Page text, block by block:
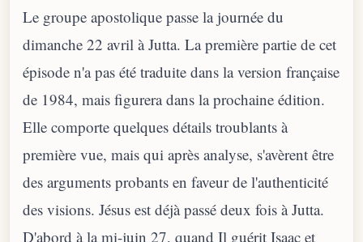
Le groupe apostolique passe la journée du
dimanche 22 avril à Jutta. La première partie de cet
épisode n'a pas été traduite dans la version française
de 1984, mais figurera dans la prochaine édition.
Elle comporte quelques détails troublants à
première vue, mais qui après analyse, s'avèrent être
des arguments probants en faveur de l'authenticité
des visions. Jésus est déjà passé deux fois à Jutta.
D'abord à la mi-juin 27, quand Il guérit Isaac et